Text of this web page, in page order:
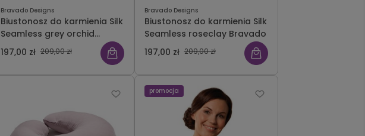
Bravado Designs
Biustonosz do karmienia Silk
Seamless grey orchid
Bravado
197,00 zł 209,00 zł
Bravado Designs
Biustonosz do karmienia Silk
Seamless roseclay Bravado
197,00 zł 209,00 zł
promocja